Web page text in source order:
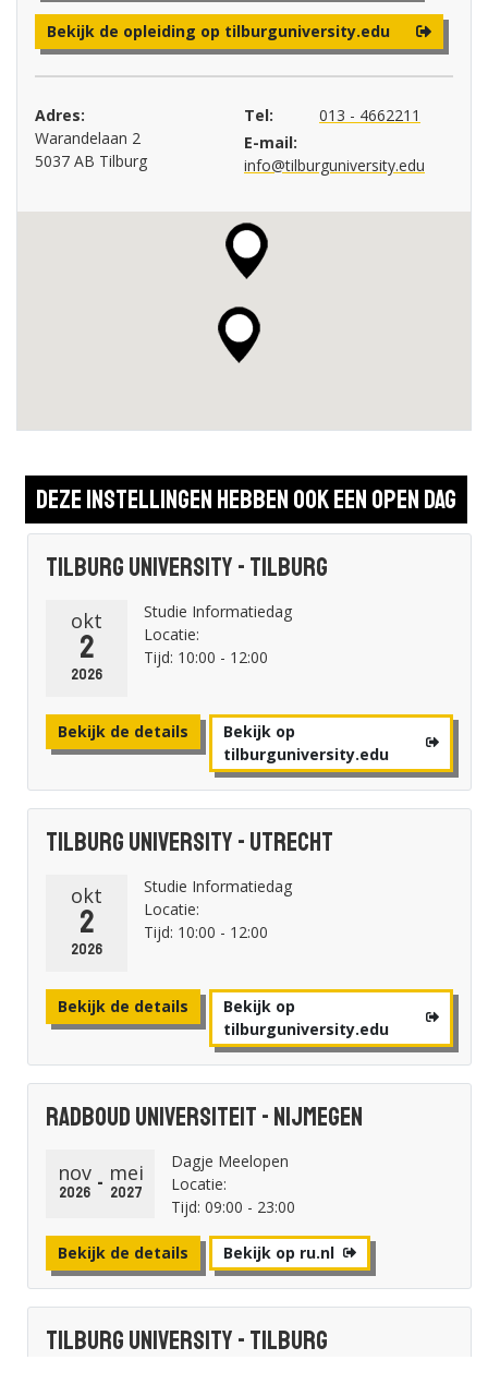
Bekijk de opleiding op tilburguniversity.edu
Adres:
Warandelaan 2
5037 AB Tilburg
Tel:
013 - 4662211
E-mail:
info@tilburguniversity.edu
Deze instellingen hebben ook een open dag
Tilburg University - Tilburg
okt
2
2026
Studie Informatiedag
Locatie:
Tijd: 10:00 - 12:00
Bekijk de details
Bekijk op
tilburguniversity.edu
Tilburg University - Utrecht
okt
2
2026
Studie Informatiedag
Locatie:
Tijd: 10:00 - 12:00
Bekijk de details
Bekijk op
tilburguniversity.edu
Radboud Universiteit - Nijmegen
nov
2026 - mei
2027
Dagje Meelopen
Locatie:
Tijd: 09:00 - 23:00
Bekijk de details Bekijk op ru.nl
Tilburg University - Tilburg